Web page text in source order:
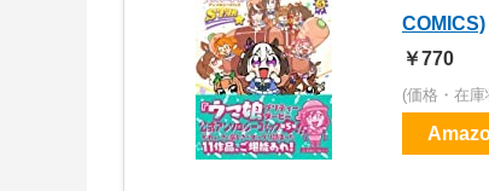
COMICS)
￥770
(価格・在